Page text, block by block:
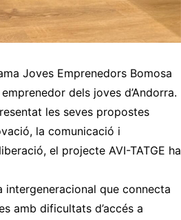
Joves Emprenedors Bomosa
dels joves d’Andorra.
les seves propostes
la comunicació i
el projecte AVI-TATGE ha
que connecta
amb dificultats d’accés a